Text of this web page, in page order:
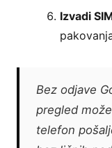
Izvadi
Bez odjave
pregled
telefon